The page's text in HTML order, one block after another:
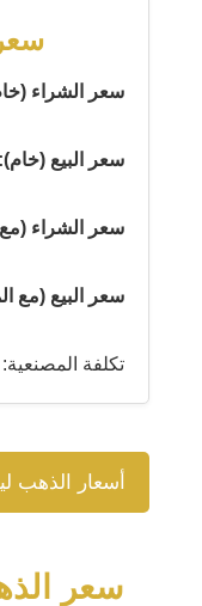
سعر الشراء (خام): 1,433.06 ليرة
سعر البيع (خام): 1,476.05 ليرة تركية
سعر الشراء (مع المصنعية):
سعر البيع (مع المصنعية):
تكلفة المصنعية: 114.64 ليرة تركية
أسعار الذهب ليوم 18
سعر